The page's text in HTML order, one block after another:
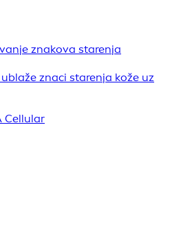
znakova starenja
znaci starenja kože uz
Cellular